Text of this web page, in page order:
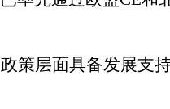
等大面积空间，甚至地下室
备远程监控、预测性维护和